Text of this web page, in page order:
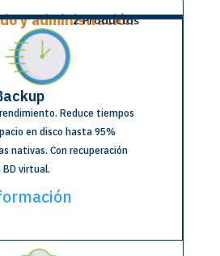
y administración
2 Productos
Reduce tiempos
en disco hasta 95%
nativas. Con recuperación
virtual.